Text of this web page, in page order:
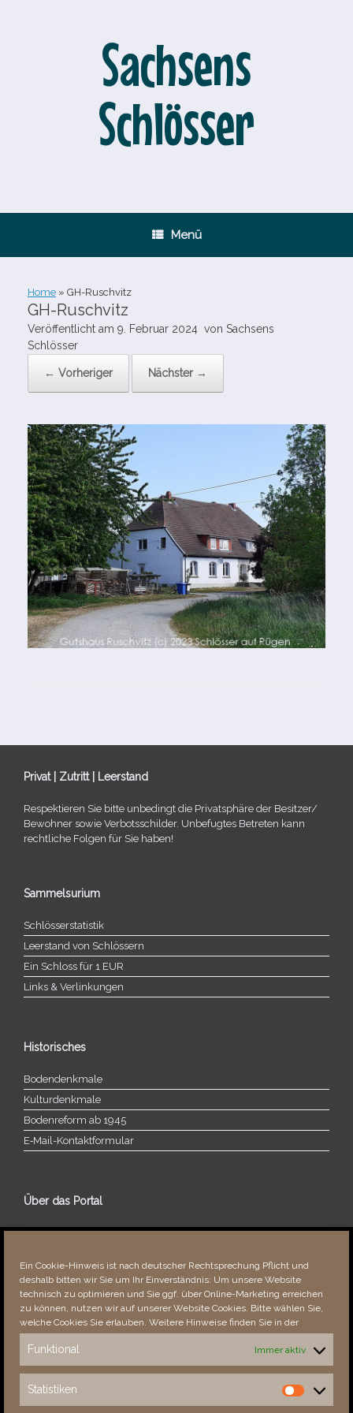
Ein Cookie-Hinweis ist nach deutscher Rechtsprechung Pflicht und
deshalb bitten wir Sie um Ihr Einverständnis: Um unsere Website
technisch zu optimieren und Sie ggf. über Online-Marketing erreichen
zu können, nutzen wir auf unserer Website Cookies. Bitte wählen Sie,
welche Cookies Sie erlauben. Weitere Hinweise finden Sie in der
Funktional Immer aktiv
Statistiken
Statistiken
Sachsens
Schlösser
Menü
Home » GH-​Ruschvitz
GH-​Ruschvitz
Veröffentlicht am 9. Februar 2024 von Sachsens
Schlösser
← Vorheriger Nächster →
Privat | Zutritt | Leerstand
Respektieren Sie bitte unbe­dingt die Privatsphäre der Besitzer/​
Bewohner sowie Verbotsschilder. Unbefugtes Betreten kann
recht­li­che Folgen für Sie haben!
Sammelsurium
Schlösserstatistik
Leerstand von Schlössern
Ein Schloss für 1 EUR
Links & Verlinkungen
Historisches
Bodendenkmale
Kulturdenkmale
Bodenreform ab 1945
E‑Mail-​​Kontaktformular
Über das Portal
Über dieses Portal
Fehler bemerkt?
Besucher seit 08/​2021